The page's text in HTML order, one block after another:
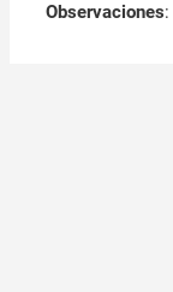
Observaciones: